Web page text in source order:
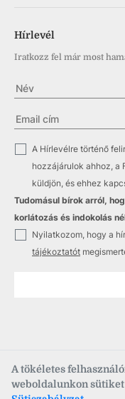
A tökéletes
weboldalunkon
Hírlevél
Iratkozz fel már most
A Hírlevélre történő
hozzájárulok ahhoz, a
küldjön, és ehhez
Tudomásul bírok arról,
korlátozás és indokolás
Nyilatkozom, hogy a
tájékoztatót
Copyright © 2021–2026